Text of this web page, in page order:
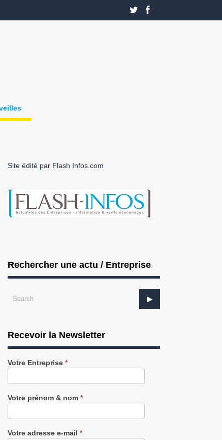
: Sanofi est visée par une
SANTE : Naturalpad s’associe à
Site édité par Flash Infos.com
Rechercher une actu / Entreprise
Recevoir la Newsletter
Recevez
notre
gratuitement
Votre Entreprise *
Votre prénom & nom *
Votre adresse e-mail *